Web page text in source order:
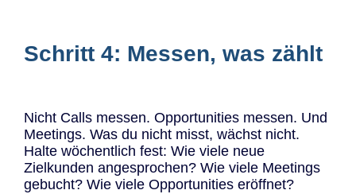
Schritt 4: Messen, was zählt
Nicht Calls messen. Opportunities messen. Und
Meetings. Was du nicht misst, wächst nicht.
Halte wöchentlich fest: Wie viele neue
Zielkunden angesprochen? Wie viele Meetings
gebucht? Wie viele Opportunities eröffnet?